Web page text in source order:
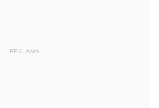
REKLAMA